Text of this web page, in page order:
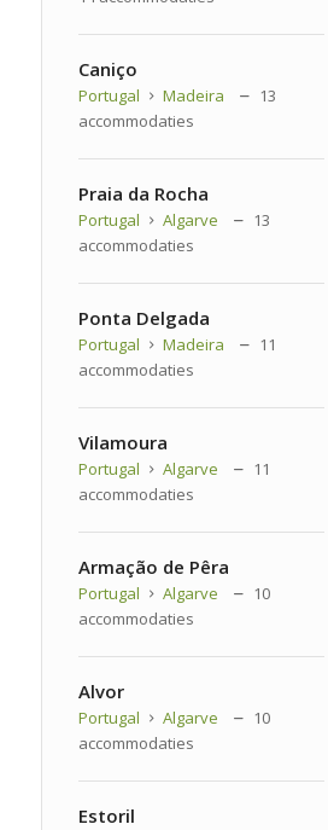
Caniço
Portugal Madeira
13
accommodaties
Praia da Rocha
Portugal Algarve
13
accommodaties
Ponta Delgada
Portugal Madeira
11
accommodaties
Vilamoura
Portugal Algarve
11
accommodaties
Armação de Pêra
Portugal Algarve
10
accommodaties
Alvor
Portugal Algarve
10
accommodaties
Estoril